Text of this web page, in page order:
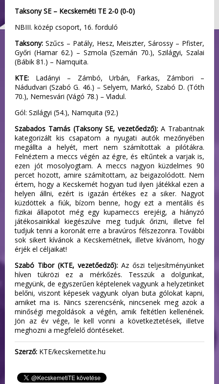
Taksony SE – Kecskeméti TE 2-0 (0-0)
NBIII. közép csoport, 16. forduló
Taksony: Szűcs – Patály, Hesz, Meiszter, Sárossy – Pfister,
Győri (Hamar 62.) – Szmola (Szemán 70.), Szilágyi, Szalai
(Bábik 81.) – Namquita.
KTE: Ladányi – Zámbó, Urbán, Farkas, Zámbori –
Nádudvari (Szabó G. 46.) – Selyem, Markó, Szabó D. (Tóth
70.), Nemesvári (Vágó 78.) – Vladul.
Gól: Szilágyi (54.), Namquita (92.)
Szabados Tamás (Taksony SE, vezetőedző): A Trabantnak
kategorizált kis csapatom a nyugati autók mezőnyében
megállta a helyét, mert nem számítottak a pilótákra.
Felnéztem a meccs végén az égre, és eltűntek a varjak is,
ezen jót mosolyogtam. A meccs nagyon küzdelmes 90
percet hozott, amire számítottam, az beigazolódott. Nem
értem, hogy a Kecskemét hogyan tud ilyen játékkal ezen a
helyen állni, ezért is igazán értékes ez a siker. Nagyot
küzdöttek a fiúk, bízom benne, hogy ezt a mentális és
fizikai állapotot még egy kupameccs erejéig, a hiányzó
játékosainkkal kiegészülve meg tudjuk őrizni, illetve fel
tudjuk tenni a koronát erre a bravúros félszezonra. További
sok sikert kívánok a Kecskemétnek, illetve kívánom, hogy
érjék el céljaikat!
Szabó Tibor (KTE, vezetőedző): Az őszi teljesítményünket
híven tükrözi ez a mérkőzés. Tesszük a dolgunkat,
megyünk, de egyszerűen képtelenek vagyunk a helyzetinket
belőni, viszont képesek vagyunk olyan buta gólokat kapni,
amiket ma is. Nincs szerencsénk, nincsenek meg azok a
minőségi megoldások a végén, amik feltétlen kellenének.
Jön az év vége, le kell vonni a következtetések, illetve
meghozni a megfelelő döntéseket.
Szerző: KTE/kecskemetite.hu